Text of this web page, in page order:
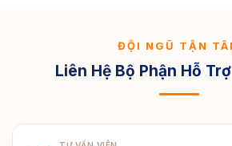
ĐỘI NGŨ TẬN
Liên Hệ Bộ Phận Hỗ